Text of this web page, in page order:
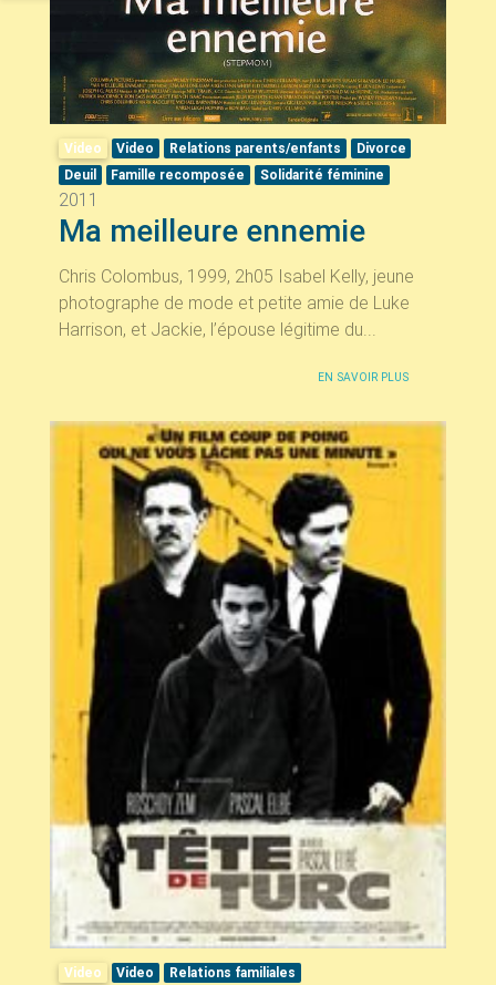
Video Video Relations parents/enfants
Divorce
Deuil
Famille recomposée Solidarité féminine
2011
Ma meilleure ennemie
Chris Colombus, 1999, 2h05 Isabel Kelly, jeune
photographe de mode et petite amie de Luke
Harrison, et Jackie, l’épouse légitime du...
EN SAVOIR PLUS
Video Video
Relations familiales